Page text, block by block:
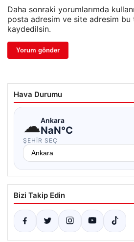
Daha sonraki yorumlarımda
posta adresim ve site adresim bu
kaydedilsin.
Hava Durumu
☁Ankara
NaN°C
ŞEHIR SEÇ
Bizi Takip Edin